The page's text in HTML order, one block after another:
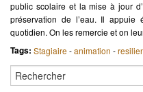
public scolaire et la mise à jour
préservation de l’eau. Il
quotidien. On les remercie et on
Tags: Stagiaire-animation -
Rechercher